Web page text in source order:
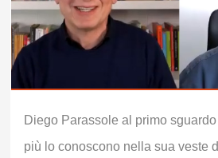
Diego Parassole al primo sguardo
più lo conoscono nella sua veste